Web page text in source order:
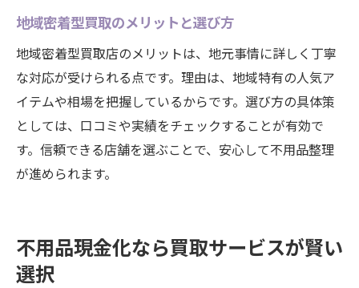
納得できる買取には事前の下調べが重要
買取サービス選びで失敗しないための注意
点
満足度の高い買取体験を叶えるポイント
愛知県大府市の買取で不用品整理をもっと身近
に
買取サービスで不用品整理が簡単に実現
買取活用で暮らしの快適さがアップする理
由
地域密着型買取のメリットと選び方
地域密着型買取店のメリットは、地元事情に詳しく丁寧
な対応が受けられる点です。理由は、地域特有の人気ア
イテムや相場を把握しているからです。選び方の具体策
としては、口コミや実績をチェックすることが有効で
す。信頼できる店舗を選ぶことで、安心して不用品整理
が進められます。
不用品現金化なら買取サービスが賢い
選択